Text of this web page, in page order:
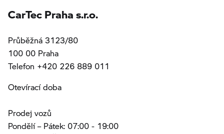
CarTec Praha s.r.o.
Průběžná 3123/80
100 00 Praha
Telefon +420 226 889 011
Otevírací doba
Prodej vozů
Pondělí – Pátek: 07:00 - 19:00